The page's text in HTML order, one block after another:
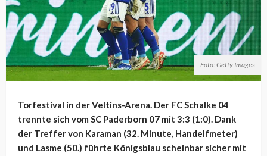
Foto: Getty Images
Torfestival in der Veltins-Arena. Der FC Schalke 04
trennte sich vom SC Paderborn 07 mit 3:3 (1:0). Dank
der Treffer von Karaman (32. Minute, Handelfmeter)
und Lasme (50.) führte Königsblau scheinbar sicher mit